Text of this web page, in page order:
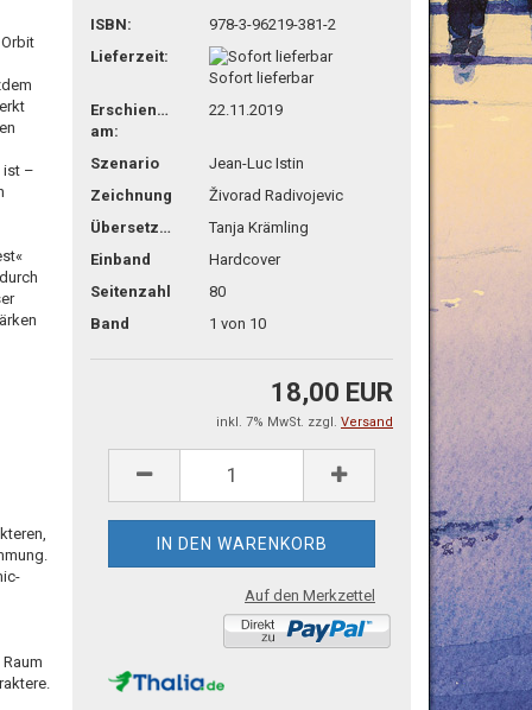
ist –
ISBN:
978-3-96219-381-2
Lieferzeit:
Sofort lieferbar
Erschienen
am:
22.11.2019
Szenario
Jean-Luc Istin
Zeichnung
Živorad Radivojevic
Übersetzg.
Tanja Krämling
Einband
Hardcover
Seitenzahl
80
Band
1 von 10
18,00 EUR
inkl. 7% MwSt. zzgl. Versand
Auf den Merkzettel